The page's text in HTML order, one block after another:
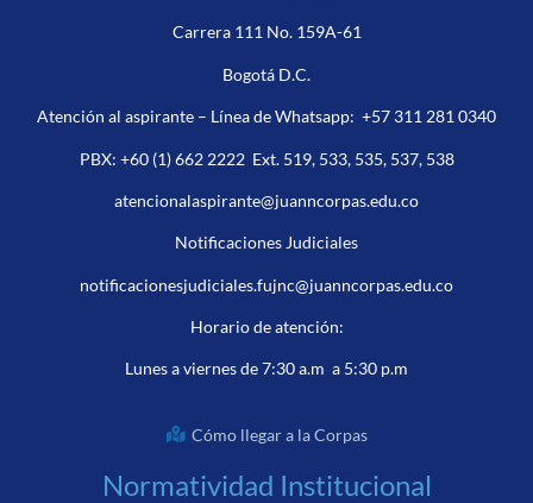
Carrera 111 No. 159A-61
Bogotá D.C.
Atención al aspirante – Línea de Whatsapp: +57 311 281 0340
PBX: +60 (1) 662 2222Ext. 519, 533, 535, 537, 538
atencionalaspirante@juanncorpas.edu.co
Notificaciones Judiciales
notificacionesjudiciales.fujnc@juanncorpas.edu.co
Horario de atención:
Lunes a viernes de 7:30 a.m a 5:30 p.m
Cómo llegar a la Corpas
Normatividad Institucional